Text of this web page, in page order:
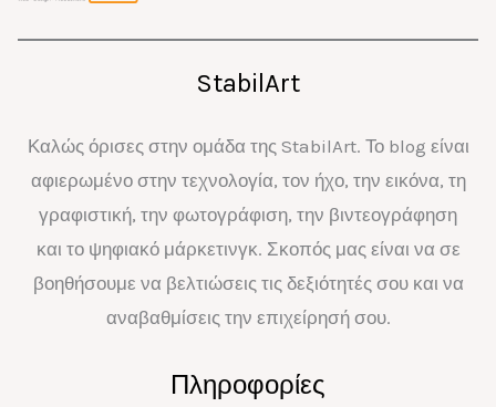
StabilArt
Καλώς όρισες στην ομάδα της StabilArt. Το blog είναι
αφιερωμένο στην τεχνολογία, τον ήχο, την εικόνα, τη
γραφιστική, την φωτογράφιση, την βιντεογράφηση
και το ψηφιακό μάρκετινγκ. Σκοπός μας είναι να σε
βοηθήσουμε να βελτιώσεις τις δεξιότητές σου και να
αναβαθμίσεις την επιχείρησή σου.
Πληροφορίες